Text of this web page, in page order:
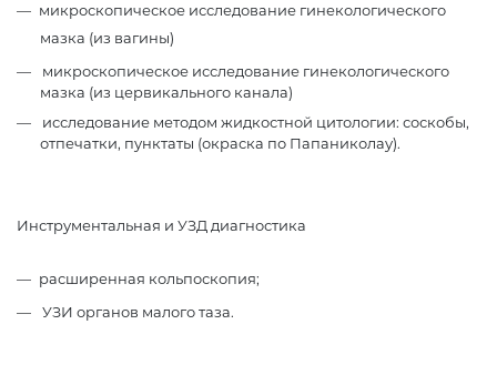
микроскопическое исследование гинекологического
мазка (из вагины)
микроскопическое исследование гинекологического
мазка (из цервикального канала)
исследование методом жидкостной цитологии: соскобы,
отпечатки, пунктаты (окраска по Папаниколау).
Инструментальная и УЗД диагностика
расширенная кольпоскопия;
УЗИ органов малого таза.